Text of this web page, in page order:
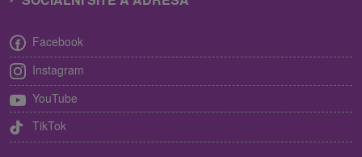
Facebook
Instagram
YouTube
TikTok